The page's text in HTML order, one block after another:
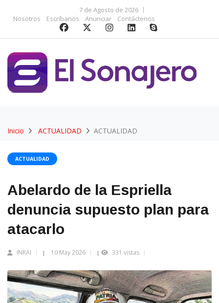
7 de Agosto de 2026
Nosotros
Escríbanos Anunciar Contáctenos
Inicio ACTUALIDAD ACTUALIDAD
ACTUALIDAD
Abelardo de la Espriella
denuncia supuesto plan para
atacarlo
INRAI | 10 May 2026 | 331 vistas